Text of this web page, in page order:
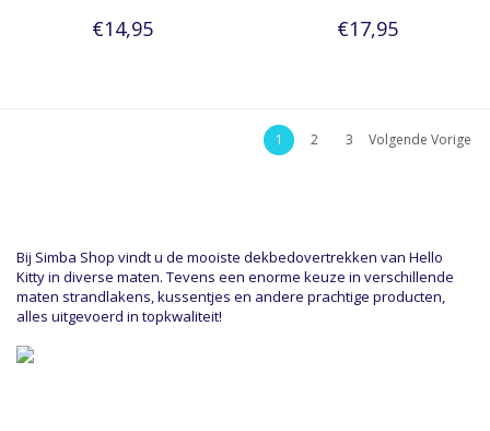
€14,95 €17,95
1 2 3 Volgende Vorige
Bij Simba Shop vindt u de mooiste dekbedovertrekken van Hello
Kitty in diverse maten. Tevens een enorme keuze in verschillende
maten strandlakens, kussentjes en andere prachtige producten,
alles uitgevoerd in topkwaliteit!